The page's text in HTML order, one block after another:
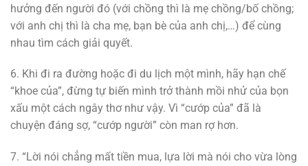
hưởng đến người đó (với chồng thì là mẹ chồng/bố chồng;
với anh chị thì là cha mẹ, bạn bè của anh chị,…) để cùng
nhau tìm cách giải quyết.
6. Khi đi ra đường hoặc đi du lịch một mình, hãy hạn chế
“khoe của”, đừng tự biến mình trở thành mồi nhử của bọn
xấu một cách ngây thơ như vậy. Vì “cướp của” đã là
chuyện đáng sợ, “cướp người” còn man rợ hơn.
7. “Lời nói chẳng mất tiền mua, lựa lời mà nói cho vừa lòng